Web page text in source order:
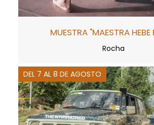
MUESTRA "MAESTRA HEBE
Rocha
DEL 7 AL 8 DE AGOSTO